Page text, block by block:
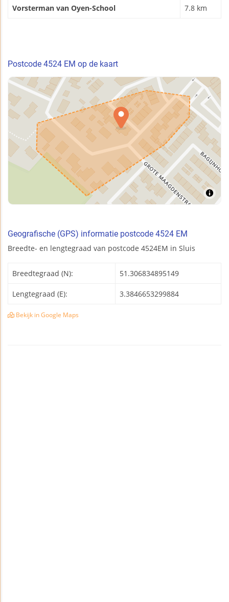
Vorsterman van Oyen-School 7.8 km
Postcode 4524 EM op de kaart
Geografische (GPS) informatie postcode 4524 EM
Breedte- en lengtegraad van postcode 4524EM in Sluis
Breedtegraad (N): 51.306834895149
Lengtegraad (E): 3.3846653299884
Bekijk in Google Maps